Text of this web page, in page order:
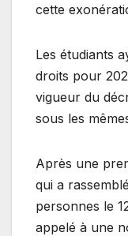
cette
Les étudiants
droits pour
vigueur du
sous les
Après une
qui a
personnes le
appelé à une